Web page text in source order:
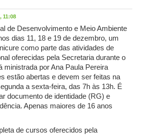
11:08
de Desenvolvimento e Meio Ambiente
dias 11, 18 e 19 de dezembro, um
como parte das atividades de
oferecidas pela Secretaria durante o
ministrada por Ana Paula Pereira
estão abertas e devem ser feitas na
a sexta-feira, das 7h às 13h. É
documento de identidade (RG) e
Apenas maiores de 16 anos
de cursos oferecidos pela